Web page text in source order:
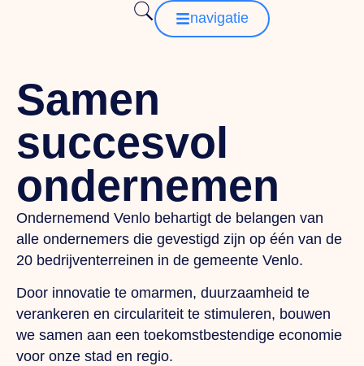
navigatie
Samen
succesvol
ondernemen
Ondernemend Venlo behartigt de belangen van
alle ondernemers die gevestigd zijn op één van de
20 bedrijventerreinen in de gemeente Venlo.
Door innovatie te omarmen, duurzaamheid te
verankeren en circulariteit te stimuleren, bouwen
we samen aan een toekomstbestendige economie
voor onze stad en regio.